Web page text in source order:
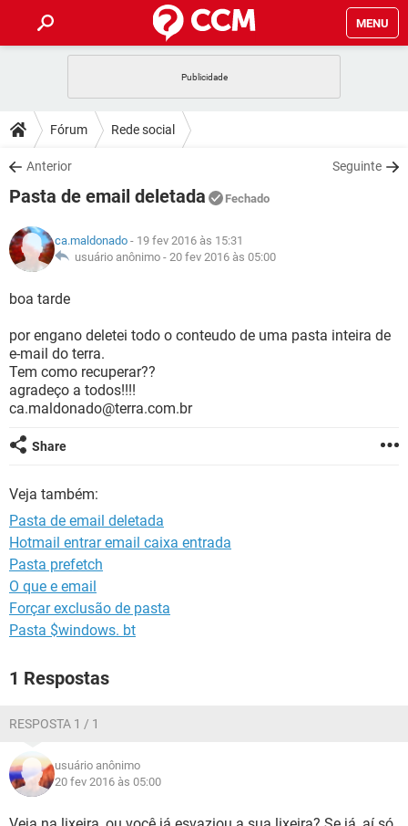
MENU
CELULAR
OUTLOOK
INSTAGRAM GMAIL
GUIA DE COMPRAS
DICAS
JOGOS
INSTAGRAM GMAIL
GUIA DE COMPRAS
DOWNLOADS
JOGOS WHATSAPP
CELULAR
OUTLOOK EXCEL
INSTAGRAM
JOGOS WHATSAPP
CELULAR
OUTLOOK
INSTAGRAM GMAIL
GUIA DE COMPRAS
GLOSSÁRIO
OUTLOOK
INSTAGRAM
GUIA DE COMPRAS
Fórum Rede social
Anterior Seguinte
Pasta de email deletada Fechado
ca.maldonado - 19 fev 2016 às 15:31
usuário anônimo - 20 fev 2016 às 05:00
boa tarde
por engano deletei todo o conteudo de uma pasta inteira de
e-mail do terra.
Tem como recuperar??
agradeço a todos!!!!
ca.maldonado@terra.com.br
Share
Veja também:
Pasta de email deletada
Hotmail entrar email caixa entrada
Pasta prefetch
O que e email
Forçar exclusão de pasta
Pasta $windows. bt
1 Respostas
RESPOSTA 1 / 1
usuário anônimo
20 fev 2016 às 05:00